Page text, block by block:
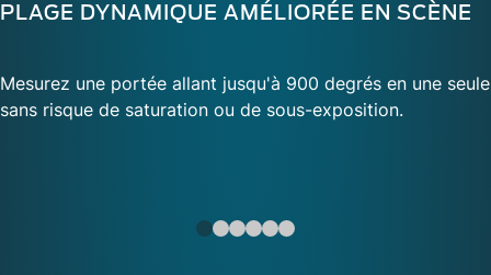
PLAGE DYNAMIQUE AMÉLIORÉE EN SCÈNE
Mesurez une portée allant jusqu'à 900 degrés en une
sans risque de saturation ou de sous-exposition.